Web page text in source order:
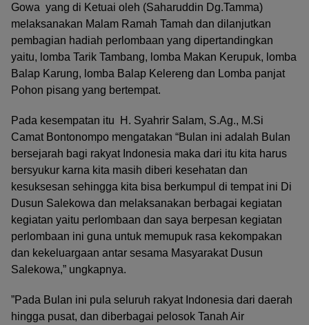
Gowa yang di Ketuai oleh (Saharuddin Dg.Tamma)
melaksanakan Malam Ramah Tamah dan dilanjutkan
pembagian hadiah perlombaan yang dipertandingkan
yaitu, lomba Tarik Tambang, lomba Makan Kerupuk, lomba
Balap Karung, lomba Balap Kelereng dan Lomba panjat
Pohon pisang yang bertempat.
Pada kesempatan itu H. Syahrir Salam, S.Ag., M.Si
Camat Bontonompo mengatakan “Bulan ini adalah Bulan
bersejarah bagi rakyat Indonesia maka dari itu kita harus
bersyukur karna kita masih diberi kesehatan dan
kesuksesan sehingga kita bisa berkumpul di tempat ini Di
Dusun Salekowa dan melaksanakan berbagai kegiatan
kegiatan yaitu perlombaan dan saya berpesan kegiatan
perlombaan ini guna untuk memupuk rasa kekompakan
dan kekeluargaan antar sesama Masyarakat Dusun
Salekowa,” ungkapnya.
”Pada Bulan ini pula seluruh rakyat Indonesia dari daerah
hingga pusat, dan diberbagai pelosok Tanah Air